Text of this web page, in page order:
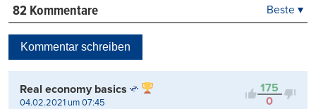
82 Kommentare
Kontrovers
Beste ▾
Kommentar schreiben
175
0
Real economy basics
04.02.2021 um 07:45